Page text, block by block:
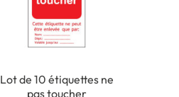
Lot de 10 étiquettes ne
pas toucher